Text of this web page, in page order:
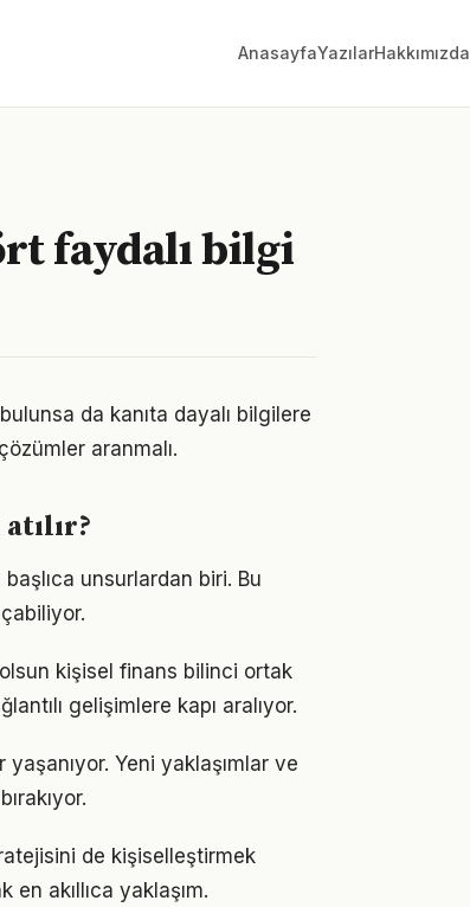
AnasayfaYazılarHakkımızda
faydalı bilgi
da kanıta dayalı bilgilere
aranmalı.
unsurlardan biri. Bu
kişisel finans bilinci ortak
gelişimlere kapı aralıyor.
Yeni yaklaşımlar ve
de kişiselleştirmek
akıllıca yaklaşım.